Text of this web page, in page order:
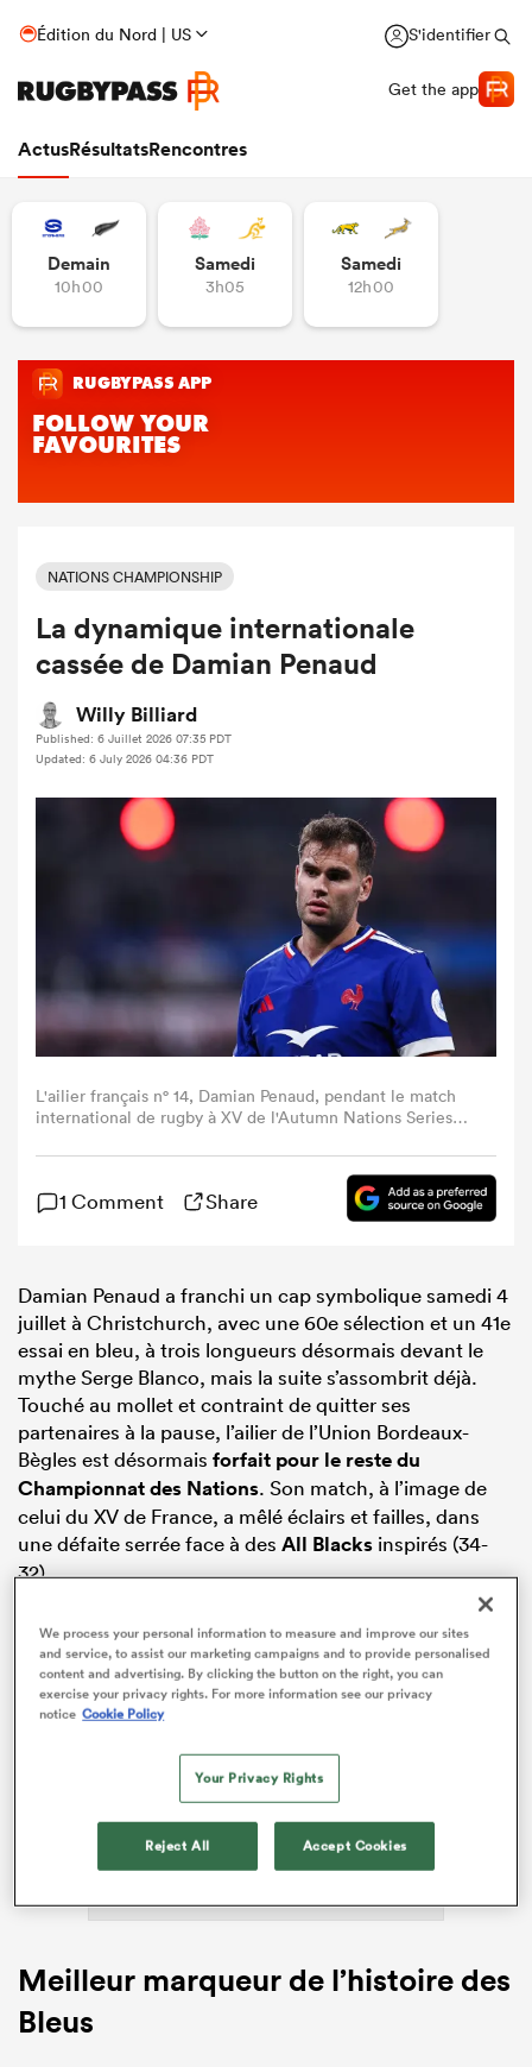
Édition du Nord | US S'identifier
Get the app
ActusRésultatsRencontres
Demain
10h00
Samedi
3h05
Samedi
12h00
NATIONS CHAMPIONSHIP
La dynamique internationale
cassée de Damian Penaud
Willy Billiard
Published: 6 Juillet 2026 07:35 PDT
Updated: 6 July 2026 04:36 PDT
L'ailier français n° 14, Damian Penaud, pendant le match
international de rugby à XV de l'Autumn Nations Series
à Saint-Denis, en banlieue parisienne, le 8 novembre
2025. (Photo : FRANCK FIFE / AFP) (Photo : FRANCK
FIFE/AFP via Getty Images)
1 Comment Share
Damian Penaud a franchi un cap symbolique samedi 4
juillet à Christchurch, avec une 60e sélection et un 41e
essai en bleu, à trois longueurs désormais devant le
mythe Serge Blanco, mais la suite s’assombrit déjà.
Touché au mollet et contraint de quitter ses
partenaires à la pause, l’ailier de l’Union Bordeaux-
Bègles est désormais forfait pour le reste du
Championnat des Nations. Son match, à l’image de
celui du XV de France, a mêlé éclairs et failles, dans
une défaite serrée face à des All Blacks inspirés (34-
32).
ADVERTISEMENT
Meilleur marqueur de l’histoire des
Bleus
We process your personal information to measure and improve our sites
and service, to assist our marketing campaigns and to provide personalised
content and advertising. By clicking the button on the right, you can
exercise your privacy rights. For more information see our privacy
notice Cookie Policy
Your Privacy Rights
Reject All Accept Cookies